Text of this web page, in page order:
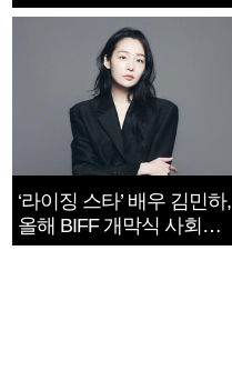
지는 ‘전쟁 속죄’
‘라이징 스타’ 배우 김민하,
올해 BIFF 개막식 사회자
확정